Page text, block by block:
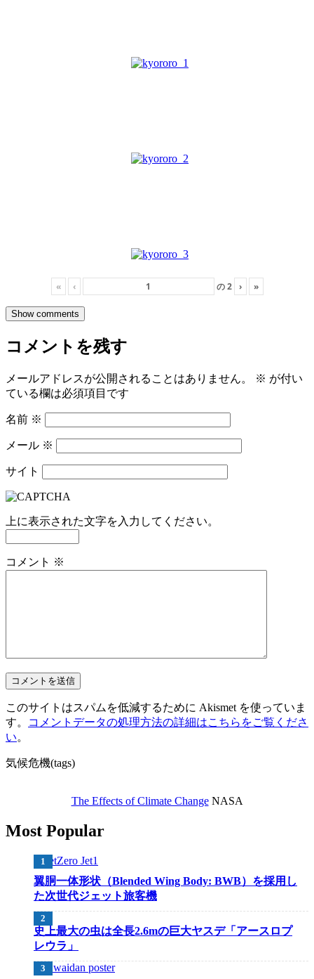
« ‹ の2 › »
Show comments
コメントを残す
メールアドレスが公開されることはありません。 ※ が付い
ている欄は必須項目です
名前 ※
メール ※
サイト
上に表示された文字を入力してください。
コメント ※
このサイトはスパムを低減するために Akismet を使っていま
す。
コメントデータの処理方法の詳細はこちらをご覧くださ
い。
気候危機(tags)
The Effects of Climate ChangeNASA
Most Popular
翼胴一体形状（Blended Wing Body: BWB）を採用し
た次世代ジェット旅客機
史上最大の虫は全長2.6mの巨大ヤスデ「アースロプ
レウラ」